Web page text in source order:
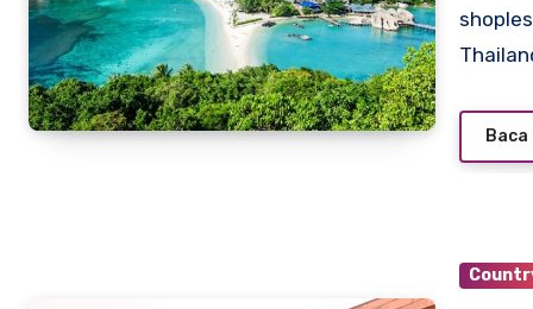
shoplesesne.com – Trat, a picturesque province in eastern